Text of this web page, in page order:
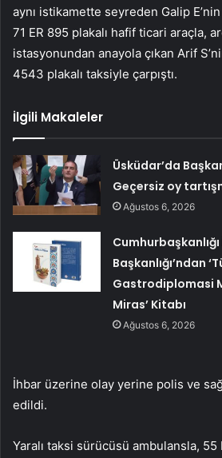
aynı istikamette seyreden Galip
71 ER 895 plakalı hafif ticari araçla,
istasyonundan anayola çıkan Arif
4543 plakalı taksiyle çarpıştı.
İlgili Makaleler
Üsküdar’da
Geçersiz oy
Ağustos 6, 2026
Başkanlığı’ndan
Gastrodiplomasi
Miras’ Kitabı
Ağustos 6, 2026
İhbar üzerine olay yerine polis ve
edildi.
Yaralı taksi sürücüsü ambulansla, 55